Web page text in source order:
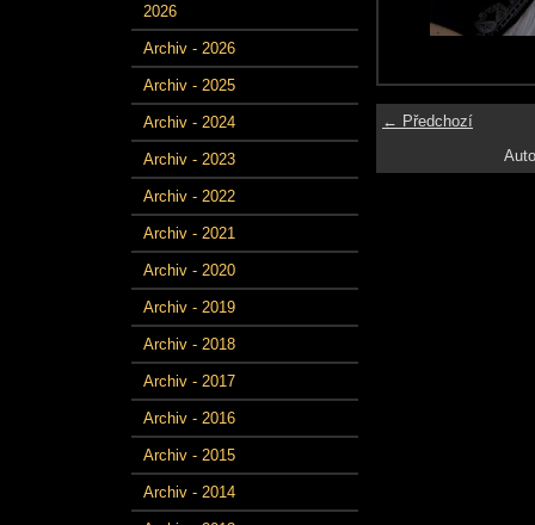
2026
Archiv - 2026
Archiv - 2025
Archiv - 2024
Archiv - 2023
Archiv - 2022
Archiv - 2021
Archiv - 2020
Archiv - 2019
Archiv - 2018
Archiv - 2017
Archiv - 2016
Archiv - 2015
Archiv - 2014
← Předchozí